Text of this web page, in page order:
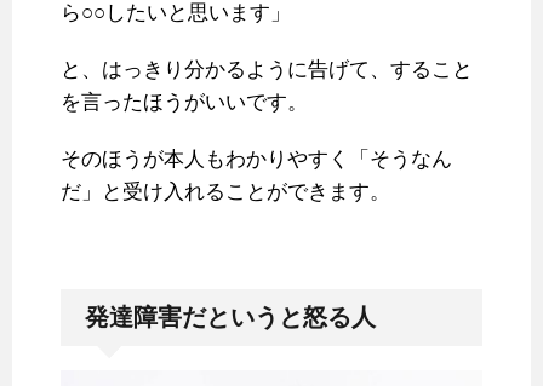
ら○○したいと思います」
と、はっきり分かるように告げて、すること
を言ったほうがいいです。
そのほうが本人もわかりやすく「そうなん
だ」と受け入れることができます。
発達障害だというと怒る人